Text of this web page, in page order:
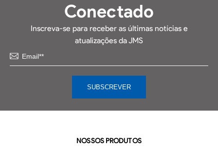
Conectado
Inscreva-se para receber as últimas notícias e
atualizações da JMS
NOSSOS PRODUTOS